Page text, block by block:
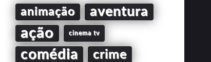
animação aventura
ação cinema tv
comédia crime